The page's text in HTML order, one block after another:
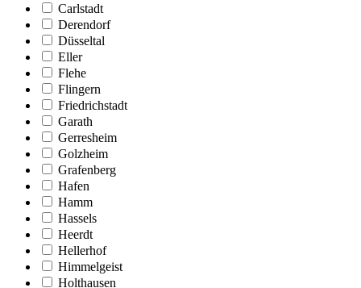
Carlstadt
Derendorf
Düsseltal
Eller
Flehe
Flingern
Friedrichstadt
Garath
Gerresheim
Golzheim
Grafenberg
Hafen
Hamm
Hassels
Heerdt
Hellerhof
Himmelgeist
Holthausen